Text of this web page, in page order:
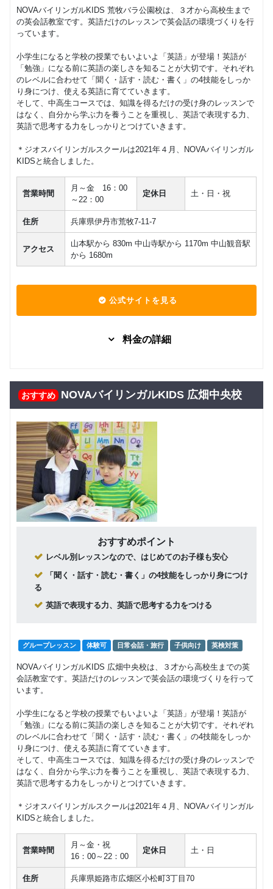
NOVAバイリンガルKIDS 荒牧バラ公園校は、３才から高校生まで
の英会話教室です。英語だけのレッスンで英会話の環境づくりを行
っています。
小学生になると学校の授業でもいよいよ「英語」が登場！英語が
「勉強」になる前に英語の楽しさを知ることが大切です。それぞれ
のレベルに合わせて「聞く・話す・読む・書く」の4技能をしっか
り身につけ、使える英語に育てていきます。
そして、中高生コースでは、知識を得るだけの受け身のレッスンで
はなく、自分から学ぶ力を養うことを重視し、英語で表現する力、
英語で思考する力をしっかりとつけていきます。
＊ジオスバイリンガルスクールは2021年４月、NOVAバイリンガル
KIDSと統合しました。
営業時間
月～金 16：00
～22：00
定休日 土・日・祝
住所 兵庫県伊丹市荒牧7-11-7
アクセス
山本駅から 830m 中山寺駅から 1170m 中山観音駅
から 1680m
公式サイトを見る
料金の詳細
7,480 円(税込) / 月
回数：4 / 1セッション40分
Class5 小学生
グループレッスン
8,000円(税込) / 月
回数：4 / 1セッション40分
Class4 小学
生
グループレッスン
8,500円(税込) / 月
回数：4 / 1セッション40分
グループレッスン 子供向け
9,000円(税込) / 月
回数：4 / 1セッション40分
Class2c,2b,2a
9,500
おすすめ NOVAバイリンガルKIDS 広畑中央校
おすすめポイント
レベル別レッスンなので、はじめてのお子様も安心
「聞く・話す・読む・書く」の4技能をしっかり身につけ
る
英語で表現する力、英語で思考する力をつける
グループレッスン 体験可 日常会話・旅行 子供向け 英検対策
NOVAバイリンガルKIDS 広畑中央校は、３才から高校生までの英
会話教室です。英語だけのレッスンで英会話の環境づくりを行って
います。
小学生になると学校の授業でもいよいよ「英語」が登場！英語が
「勉強」になる前に英語の楽しさを知ることが大切です。それぞれ
のレベルに合わせて「聞く・話す・読む・書く」の4技能をしっか
り身につけ、使える英語に育てていきます。
そして、中高生コースでは、知識を得るだけの受け身のレッスンで
はなく、自分から学ぶ力を養うことを重視し、英語で表現する力、
英語で思考する力をしっかりとつけていきます。
＊ジオスバイリンガルスクールは2021年４月、NOVAバイリンガル
KIDSと統合しました。
営業時間
月～金・祝
16：00～22：00
定休日 土・日
住所 兵庫県姫路市広畑区小松町3丁目70